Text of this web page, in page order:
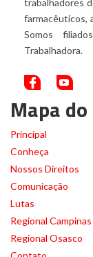
trabalhadores
farmacêuticos,
Somos
Trabalhadora.
Mapa
Principal
Conheça
Nossos Direitos
Comunicação
Lutas
Regional Campinas
Regional Osasco